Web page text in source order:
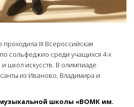
III Всероссийская
сольфеджио среди учащихся 4-х
школ искусств. В олимпиаде
из Иваново, Владимира и
школы «ВОМК им.